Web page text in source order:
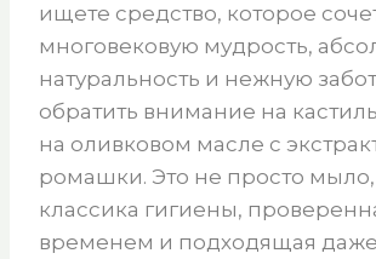
ищете средство, которое
многовековую мудрость,
натуральность и нежную
обратить внимание на
на оливковом масле с
ромашки. Это не просто мыло,
классика гигиены,
временем и подходящая